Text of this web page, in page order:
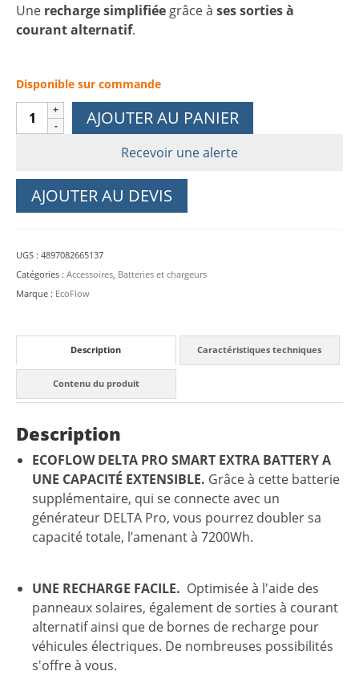
Une recharge simplifiée grâce à ses sorties à
courant alternatif.
Disponible sur commande
quantité
de
Pro
Smart
(batterie
supplémentaire)
AJOUTER AU PANIER
Recevoir une alerte
AJOUTER AU DEVIS
UGS : 4897082665137
Catégories : Accessoires Batteries et chargeurs
Marque : EcoFlow
Description Caractéristiques techniques
Contenu du produit
Description
ECOFLOW DELTA PRO SMART EXTRA BATTERY A
UNE CAPACITÉ EXTENSIBLE. Grâce à cette batterie
supplémentaire, qui se connecte avec un
générateur DELTA Pro, vous pourrez doubler sa
capacité totale, l’amenant à 7200Wh.
UNE RECHARGE FACILE. Optimisée à l'aide des
panneaux solaires, également de sorties à courant
alternatif ainsi que de bornes de recharge pour
véhicules électriques. De nombreuses possibilités
s'offre à vous.